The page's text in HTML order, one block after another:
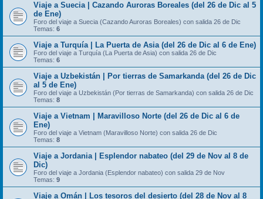
Viaje a Suecia | Cazando Auroras Boreales (del 26 de Dic al 5
de Ene)
Foro del viaje a Suecia (Cazando Auroras Boreales) con salida 26 de Dic
Temas: 6
Viaje a Turquía | La Puerta de Asia (del 26 de Dic al 6 de Ene)
Foro del viaje a Turquía (La Puerta de Asia) con salida 26 de Dic
Temas: 6
Viaje a Uzbekistán | Por tierras de Samarkanda (del 26 de Dic
al 5 de Ene)
Foro del viaje a Uzbekistán (Por tierras de Samarkanda) con salida 26 de Dic
Temas: 8
Viaje a Vietnam | Maravilloso Norte (del 26 de Dic al 6 de
Ene)
Foro del viaje a Vietnam (Maravilloso Norte) con salida 26 de Dic
Temas: 8
Viaje a Jordania | Esplendor nabateo (del 29 de Nov al 8 de
Dic)
Foro del viaje a Jordania (Esplendor nabateo) con salida 29 de Nov
Temas: 9
Viaje a Omán | Los tesoros del desierto (del 28 de Nov al 8